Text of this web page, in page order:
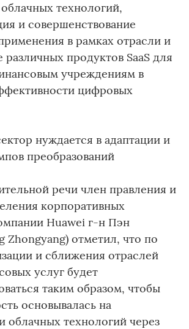
технологий,
и совершенствование
в рамках отрасли и
различных продуктов SaaS для
учреждениям в
цифровых
нуждается в адаптации и
преобразований
речи член правления и
корпоративных
Huawei г-н Пэн
Zhongyang) отметил, что по
и сближения отраслей
услуг будет
таким образом, чтобы
основывалась на
облачных технологий через